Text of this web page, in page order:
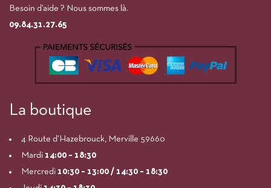
Besoin d’aide ? Nous sommes là.
09.84.31.27.65
La boutique
4 Route d’Hazebrouck, Merville 59660
Mardi 14:00 – 18:30
Mercredi 10:30 – 13:00 / 14:30 – 18:30